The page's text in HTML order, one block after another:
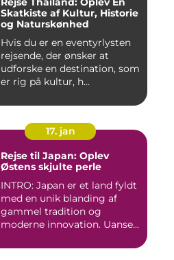
Skatkiste af Kultur, Historie
og Naturskønhed
Hvis du er en eventyrlysten
rejsende, der ønsker at
udforske en destination, som
er rig på kultur, h...
17. jan
Rejse til Japan: Oplev
Østens skjulte perle
INTRO: Japan er et land fyldt
med en unik blanding af
gammel tradition og
moderne innovation. Uanse...